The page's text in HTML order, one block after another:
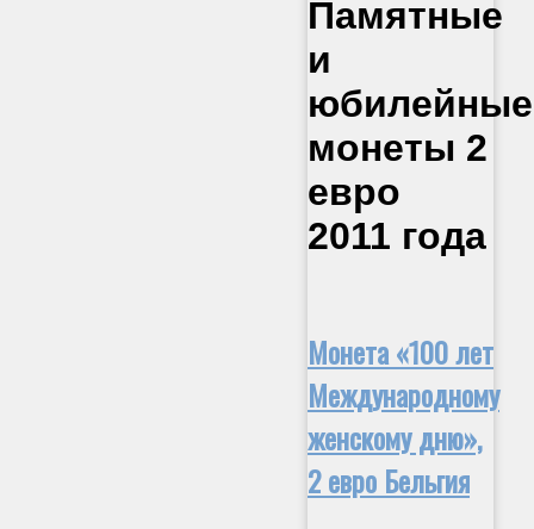
Памятные
и
юбилейные
монеты 2
евро
2011 года
Монета «100 лет
Международному
женскому дню»,
2 евро Бельгия